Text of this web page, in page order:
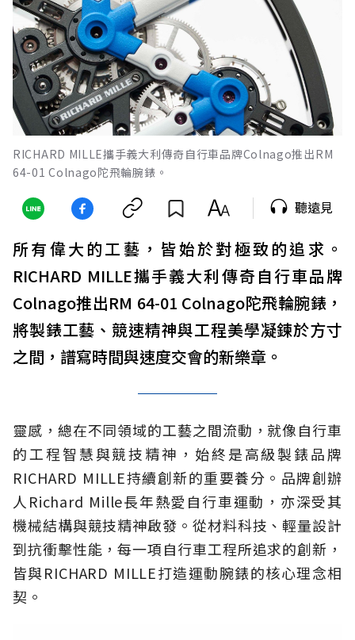
RICHARD MILLE攜手義大利傳奇自行車品牌Colnago推出RM
64-01 Colnago陀飛輪腕錶。
聽遠見
所有偉大的工藝，皆始於對極致的追求。
RICHARD MILLE攜手義大利傳奇自行車品牌
Colnago推出RM 64-01 Colnago陀飛輪腕錶，
將製錶工藝、競速精神與工程美學凝鍊於方寸
之間，譜寫時間與速度交會的新樂章。
靈感，總在不同領域的工藝之間流動，就像自行車
的工程智慧與競技精神，始終是高級製錶品牌
RICHARD MILLE持續創新的重要養分。品牌創辦
人Richard Mille長年熱愛自行車運動，亦深受其
機械結構與競技精神啟發。從材料科技、輕量設計
到抗衝擊性能，每一項自行車工程所追求的創新，
皆與RICHARD MILLE打造運動腕錶的核心理念相
契。